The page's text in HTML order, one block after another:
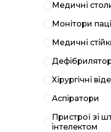
Медичні
Монітори
Медичні
Хірургічні
Аспіратори
Пристрої зі
інтелектом